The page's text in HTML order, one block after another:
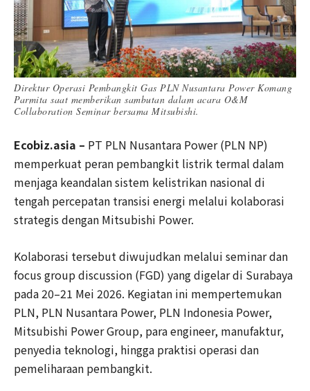
Direktur Operasi Pembangkit Gas PLN Nusantara Power Komang
Parmita saat memberikan sambutan dalam acara O&M
Collaboration Seminar bersama Mitsubishi.
Ecobiz.asia – PT PLN Nusantara Power (PLN NP)
memperkuat peran pembangkit listrik termal dalam
menjaga keandalan sistem kelistrikan nasional di
tengah percepatan transisi energi melalui kolaborasi
strategis dengan Mitsubishi Power.
Kolaborasi tersebut diwujudkan melalui seminar dan
focus group discussion (FGD) yang digelar di Surabaya
pada 20–21 Mei 2026. Kegiatan ini mempertemukan
PLN, PLN Nusantara Power, PLN Indonesia Power,
Mitsubishi Power Group, para engineer, manufaktur,
penyedia teknologi, hingga praktisi operasi dan
pemeliharaan pembangkit.